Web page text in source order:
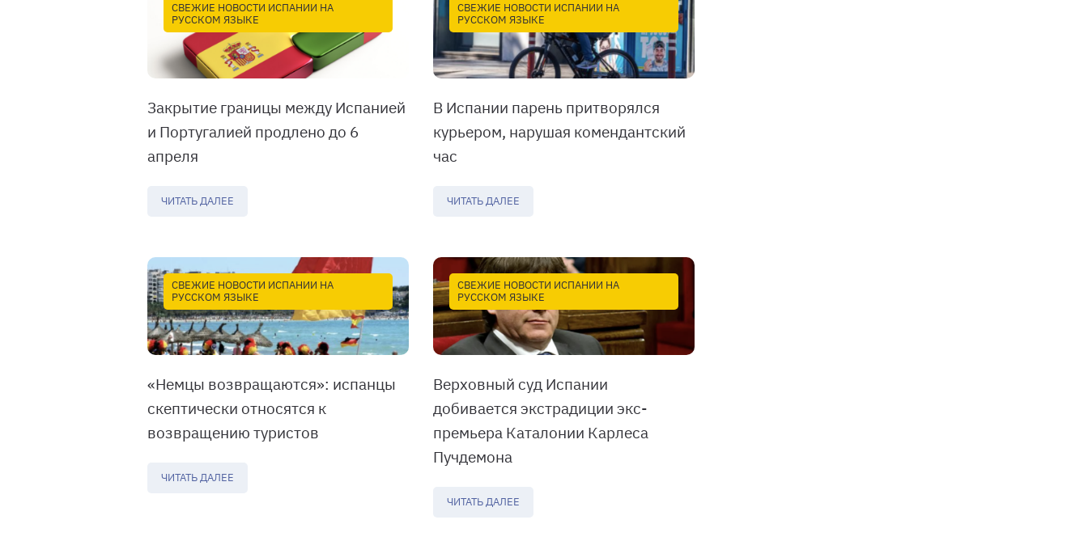
СВЕЖИЕ НОВОСТИ ИСПАНИИ НА
РУССКОМ ЯЗЫКЕ
Закрытие границы между Испанией
и Португалией продлено до 6
апреля
ЧИТАТЬ ДАЛЕЕ
СВЕЖИЕ НОВОСТИ ИСПАНИИ НА
РУССКОМ ЯЗЫКЕ
В Испании парень притворялся
курьером, нарушая комендантский
час
ЧИТАТЬ ДАЛЕЕ
СВЕЖИЕ НОВОСТИ ИСПАНИИ НА
РУССКОМ ЯЗЫКЕ
«Немцы возвращаются»: испанцы
скептически относятся к
возвращению туристов
ЧИТАТЬ ДАЛЕЕ
СВЕЖИЕ НОВОСТИ ИСПАНИИ НА
РУССКОМ ЯЗЫКЕ
Верховный суд Испании
добивается экстрадиции экс-
премьера Каталонии Карлеса
Пучдемона
ЧИТАТЬ ДАЛЕЕ